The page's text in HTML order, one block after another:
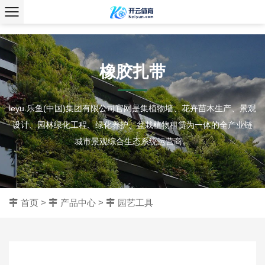
、
橡胶扎带
leyu.乐鱼(中国)集团有限公司官网是集植物墙、花卉苗木生产、景观
设计、园林绿化工程、绿化养护、盆栽植物租赁为一体的全产业链
城市景观综合生态系统运营商。
首页 > 产品中心 > 园艺工具